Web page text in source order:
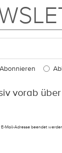
Abonnieren
vorab
Mail-Adresse beendet